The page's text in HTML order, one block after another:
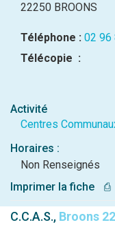
22250 BROONS
Téléphone : 02 96
Télécopie :
Activité
Centres
Horaires :
Non Renseignés
Imprimer la fiche
⎙
C.C.A.S., Broons